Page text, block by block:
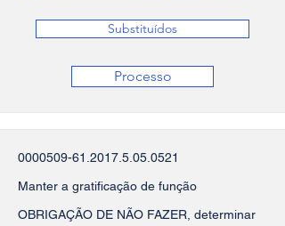
Substituídos
Processo
0000509-61.2017.5.05 .0521
Manter a gratificação de função
OBRIGAÇÃO DE NÃO FAZER, determinar